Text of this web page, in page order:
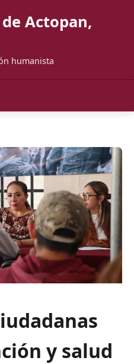
Actopan,
humanista
y salud